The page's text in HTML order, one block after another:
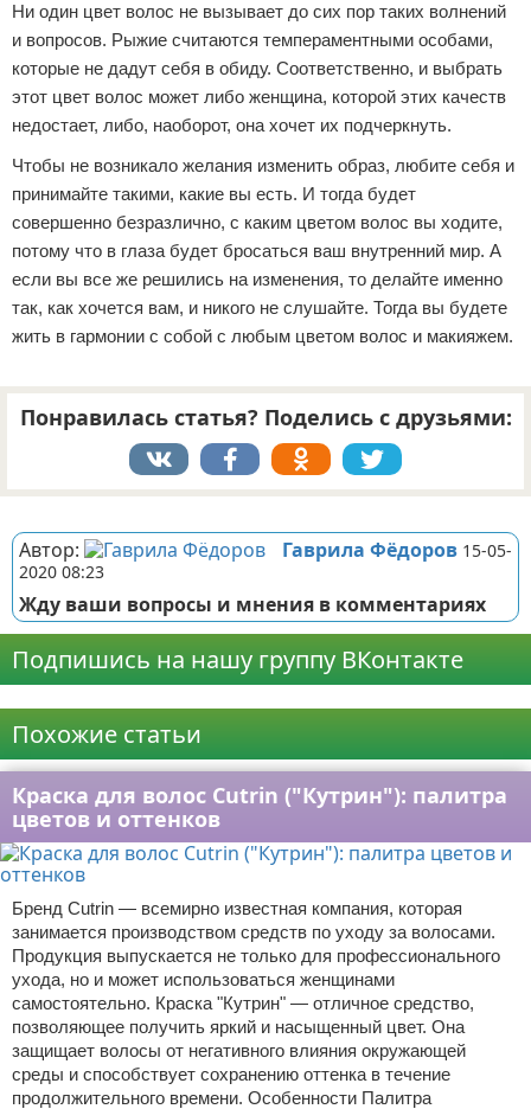
Ни один цвет волос не вызывает до сих пор таких волнений
и вопросов. Рыжие считаются темпераментными особами,
которые не дадут себя в обиду. Соответственно, и выбрать
этот цвет волос может либо женщина, которой этих качеств
недостает, либо, наоборот, она хочет их подчеркнуть.
Чтобы не возникало желания изменить образ, любите себя и
принимайте такими, какие вы есть. И тогда будет
совершенно безразлично, с каким цветом волос вы ходите,
потому что в глаза будет бросаться ваш внутренний мир. А
если вы все же решились на изменения, то делайте именно
так, как хочется вам, и никого не слушайте. Тогда вы будете
жить в гармонии с собой с любым цветом волос и макияжем.
Понравилась статья? Поделись с друзьями:
Автор: Гаврила Фёдоров 15-05-
2020 08:23
Жду ваши вопросы и мнения в комментариях
Подпишись на нашу группу ВКонтакте
Похожие статьи
Краска для волос Cutrin ("Кутрин"): палитра
цветов и оттенков
Бренд Cutrin — всемирно известная компания, которая
занимается производством средств по уходу за волосами.
Продукция выпускается не только для профессионального
ухода, но и может использоваться женщинами
самостоятельно. Краска "Кутрин" — отличное средство,
позволяющее получить яркий и насыщенный цвет. Она
защищает волосы от негативного влияния окружающей
среды и способствует сохранению оттенка в течение
продолжительного времени. Особенности Палитра